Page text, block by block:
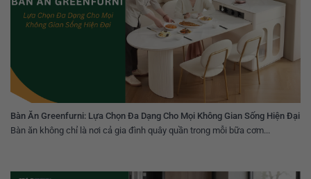
Bàn Ăn Greenfurni: Lựa Chọn Đa Dạng Cho Mọi Không Gian Sống Hiện Đại
Bàn ăn không chỉ là nơi cả gia đình quây quần trong mỗi bữa cơm...